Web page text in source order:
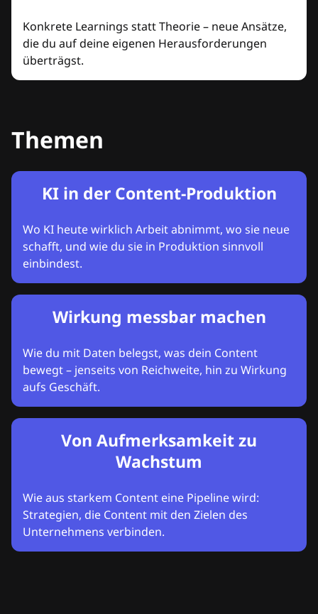
Konkrete Learnings statt Theorie – neue Ansätze,
die du auf deine eigenen Herausforderungen
überträgst.
Themen
KI in der Content-Produktion
Wo KI heute wirklich Arbeit abnimmt, wo sie neue
schafft, und wie du sie in Produktion sinnvoll
einbindest.
Wirkung messbar machen
Wie du mit Daten belegst, was dein Content
bewegt – jenseits von Reichweite, hin zu Wirkung
aufs Geschäft.
Von Aufmerksamkeit zu
Wachstum
Wie aus starkem Content eine Pipeline wird:
Strategien, die Content mit den Zielen des
Unternehmens verbinden.